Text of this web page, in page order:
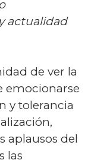
actualidad
de ver la
emocionarse
y tolerancia
aplausos del
las